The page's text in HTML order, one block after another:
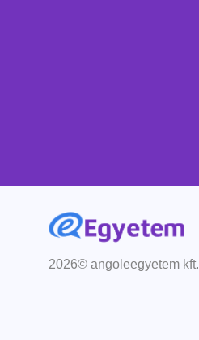
2026© angoleegyetem kft.